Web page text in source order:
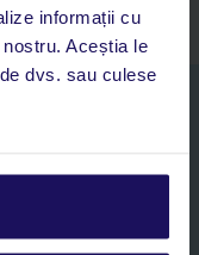
informații cu
Aceștia le
dvs. sau culese